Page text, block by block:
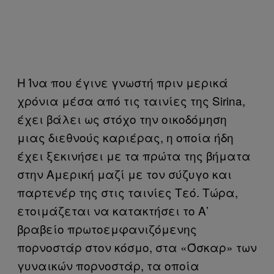
Η Ίνα που έγινε γνωστή πριν μερικά
χρόνια μέσα από τις ταινίες της Sirina,
έχει βάλει ως στόχο την οικοδόμηση
μιας διεθνούς καριέρας, η οποία ήδη
έχει ξεκινήσει με τα πρώτα της βήματα
στην Αμερική μαζί με τον σύζυγο και
παρτενέρ της στις ταινίες Τεό. Τώρα,
ετοιμάζεται να κατακτήσει το Α’
βραβείο πρωτοεμφανιζόμενης
πορνοστάρ στον κόσμο, στα «Όσκαρ» των
γυναικών πορνοστάρ, τα οποία